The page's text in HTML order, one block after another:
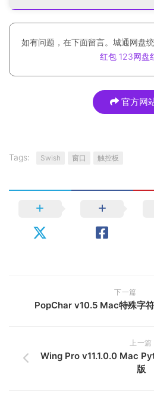
如有问题，在下面留言。城通网盘
红包 123网盘
官方网
Tags: Swish 窗口 触控板
下一篇
PopChar v10.5 Mac特殊字
上一篇
Wing Pro v11.1.0.0 Mac
版